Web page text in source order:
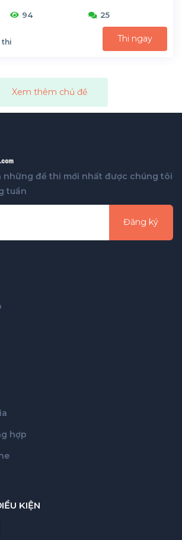
94 25
thi Thi ngay
Xem thêm chủ đề
những đề thi mới nhất được chúng tôi
tuần
Đăng ký
hợp
KIỆN